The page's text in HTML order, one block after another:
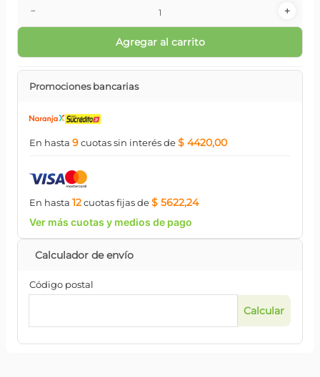
＋
－
Agregar al carrito
Promociones bancarias
En hasta 9cuotassin interésde$ 4420,00
En hasta 12cuotasfijasde$ 5622,24
Ver más cuotas y medios de pago
Código postal